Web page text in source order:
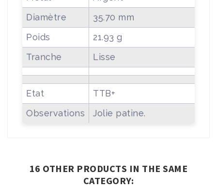
Diamètre
35.70 mm
Poids
21.93 g
Tranche
Lisse
Etat
TTB+
Observations
Jolie patine.
16 OTHER PRODUCTS IN THE SAME
CATEGORY: